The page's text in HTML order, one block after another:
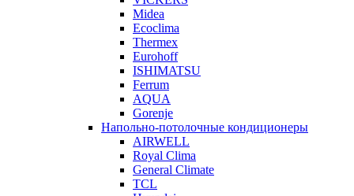
Midea
Ecoclima
Thermex
Eurohoff
ISHIMATSU
Ferrum
AQUA
Gorenje
Напольно-потолочные кондиционеры
AIRWELL
Royal Clima
General Climate
TCL